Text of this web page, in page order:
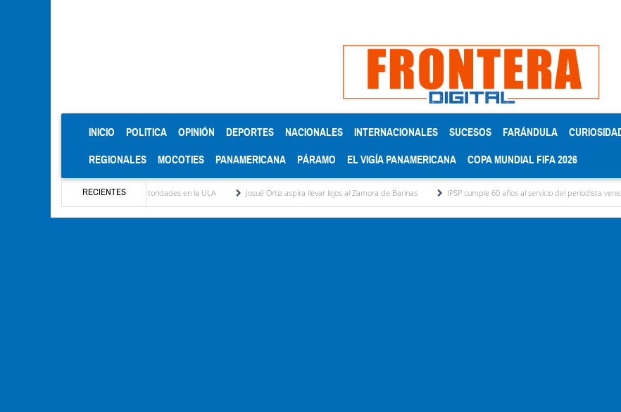
INICIO (CURRENT)
POLITICA OPINIÓN DEPORTES NACIONALES INTERNACIONALES SUCESOS FARÁNDULA
REGIONALES MOCOTIES PANAMERICANA PÁRAMO EL VIGÍA PANAMERICANA COPA MUNDIAL FIFA 2026
RECIENTES
proceso electoral de autoridades en la ULA Josué Ortiz aspira llevar lejos al Zamora de Barinas IPSP cumple 60 años al servicio del periodista venezolano